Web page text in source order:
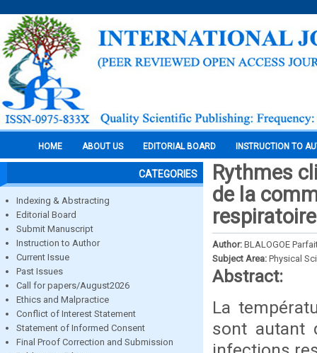
HOME ABOUT US EDITORIAL BOARD INSTRUCTION TO
CATEGORIES
Indexing & Abstracting
Editorial Board
Submit Manuscript
Instruction to Author
Current Issue
Past Issues
Call for papers/August2026
Ethics and Malpractice
Conflict of Interest Statement
Statement of Informed Consent
Final Proof Correction and Submission
Rythmes
de la
Author: BLALOGOE
Subject Area: Physical
Abstract:
La
sont autant